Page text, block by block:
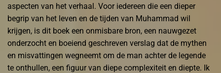
aspecten van het verhaal. Voor iedereen die een dieper
begrip van het leven en de tijden van Muhammad wil
krijgen, is dit boek een onmisbare bron, een nauwgezet
onderzocht en boeiend geschreven verslag dat de mythen
en misvattingen wegneemt om de man achter de legende
te onthullen, een figuur van diepe complexiteit en diepte. Ik